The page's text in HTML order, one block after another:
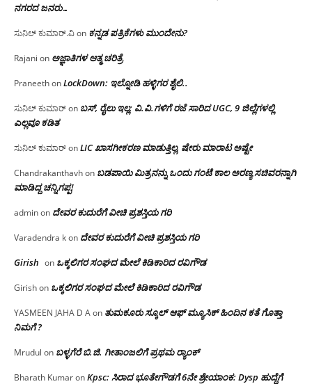
ನಗರದ ಜನರು…
ಸುನಿಲ್ ಕುಮಾರ್.ವಿon ಕನ್ನಡ ಪತ್ರಿಕೆಗಳು ಮುಂದೇನು?
Rajani on ಅಜ್ಞಾತಿಗಳ ಆತ್ಮ ಚರಿತ್ರೆ
PraneethonLockDown: ಇಲ್ನೋಡಿ ಹಳ್ಳಿಗರ ಶೈಲಿ..
ಸುನಿಲ್ ಕುಮಾರ್on ಬಸ್, ರೈಲು ಇಲ್ಲ; ವಿ.ವಿ.ಗಳಿಗೆ ರಜೆ ಸಾರಿದ UGC, 9 ಜಿಲ್ಲೆಗಳಲ್ಲಿ
ಎಲ್ಲವೂ ಕಡಿತ
ಸುನಿಲ್ ಕುಮಾರ್onLIC ಖಾಸಗೀಕರಣ ಮಾಡುತ್ತಿಲ್ಲ, ಷೇರು ಮಾರಾಟ ಅಷ್ಟೇ
Chandrakanthavhon ಬಡಪಾಯಿ ಮಿತ್ರನನ್ನು ಒಂದು ಗಂಟೆ ಕಾಲ ಅರಣ್ಯ ಸಚಿವರನ್ನಾಗಿ
ಮಾಡಿದ್ದ ಚನ್ನಿಗಪ್ಪ!
adminon ದೇವರ ಕುದುರೆಗೆ ವೀಚಿ ಪ್ರಶಸ್ತಿಯ ಗರಿ
Varadendra kon ದೇವರ ಕುದುರೆಗೆ ವೀಚಿ ಪ್ರಶಸ್ತಿಯ ಗರಿ
Girish on ಒಕ್ಕಲಿಗರ ಸಂಘದ ಮೇಲೆ ಕಿಡಿಕಾರಿದ ರವಿಗೌಡ
Girishon ಒಕ್ಕಲಿಗರ ಸಂಘದ ಮೇಲೆ ಕಿಡಿಕಾರಿದ ರವಿಗೌಡ
YASMEEN JAHA D Aon ತುಮಕೂರು ಸ್ಕೂಲ್ ಆಫ್ ಮ್ಯೂಸಿಕ್ ಹಿಂದಿನ ಕತೆ ಗೊತ್ತಾ
ನಿಮಗೆ ?
Mrudul on ಬಳ್ಳಗೆರೆ ಬಿ.ಜಿ. ಗೀತಾಂಜಲಿಗೆ ಪ್ರಥಮ ರ‌್ಯಾಂಕ್
Bharath KumaronKpsc: ಸಿರಾದ ಭೂತೇಗೌಡಗೆ 6ನೇ ಶ್ರೇಯಾಂಕ: Dysp ಹುದ್ದೆಗೆ